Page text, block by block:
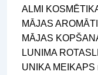
ALMI
MĀJAS
MĀJAS
LUNIMA
UNIKA MEIKAPS